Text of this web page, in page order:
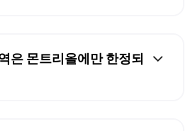
은 몬트리올에만 한정되